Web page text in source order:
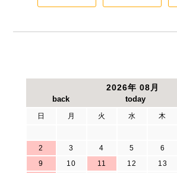
2026年 08月
日 月 火 水 木
2
3 4 5 6
9
10 11 12 13